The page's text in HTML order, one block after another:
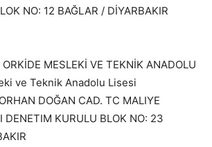
NO: 12 BAĞLAR / DİYARBAKIR
MESLEKİ VE TEKNİK ANADOLU
ve Teknik Anadolu Lisesi
DOĞAN CAD. TC MALIYE
DENETIM KURULU BLOK NO: 23